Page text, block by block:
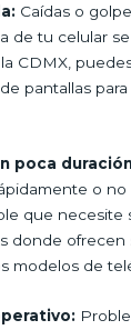
Caídas o
de tu celular
CDMX,
pantallas
poca
o no
que necesite
donde
modelos de